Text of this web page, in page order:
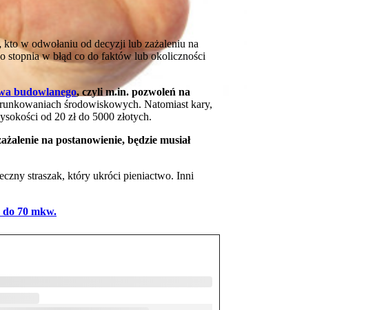
w odwołaniu od decyzji lub zażaleniu na
stopnia w błąd co do faktów lub okoliczności
budowlanego, czyli m.in. pozwoleń na
środowiskowych. Natomiast kary,
od 20 zł do 5000 złotych.
na postanowienie, będzie musiał
straszak, który ukróci pieniactwo. Inni
70 mkw.